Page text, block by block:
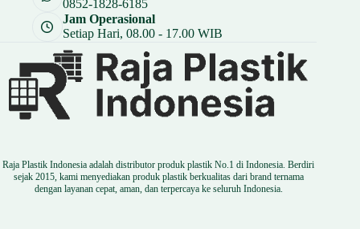
0852-1828-6185
Jam Operasional
Setiap Hari, 08.00 - 17.00 WIB
Raja Plastik Indonesia adalah distributor produk plastik No.1 di Indonesia. Berdiri
sejak 2015, kami menyediakan produk plastik berkualitas dari brand ternama
dengan layanan cepat, aman, dan terpercaya ke seluruh Indonesia.